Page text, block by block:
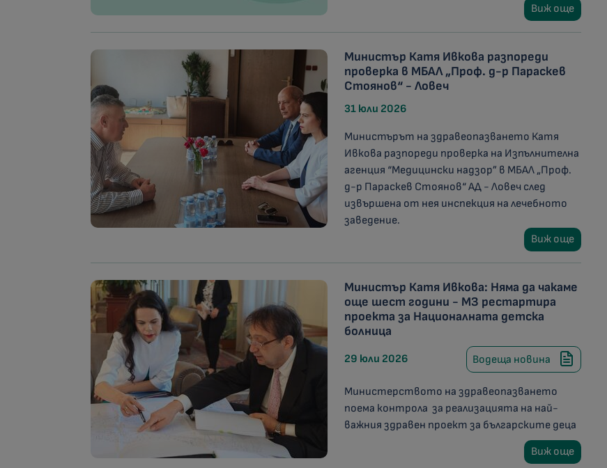
Виж още
Министър Катя Ивкова разпореди
проверка в МБАЛ „Проф. д-р Параскев
Стоянов“ - Ловеч
31 юли 2026
Министърът на здравеопазването Катя
Ивкова разпореди проверка на Изпълнителна
агенция “Медицински надзор” в МБАЛ „Проф.
д-р Параскев Стоянов“ АД - Ловеч след
извършена от нея инспекция на лечебното
заведение.
Виж още
Министър Катя Ивкова: Няма да чакаме
още шест години - МЗ рестартира
проекта за Националната детска
болница
29 юли 2026 Водеща новина
Министерството на здравеопазването
поема контрола за реализацията на най-
важния здравен проект за българските деца
Виж още